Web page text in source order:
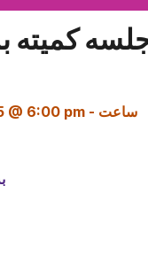
کمیته
@ 6:00 pm - ساعت